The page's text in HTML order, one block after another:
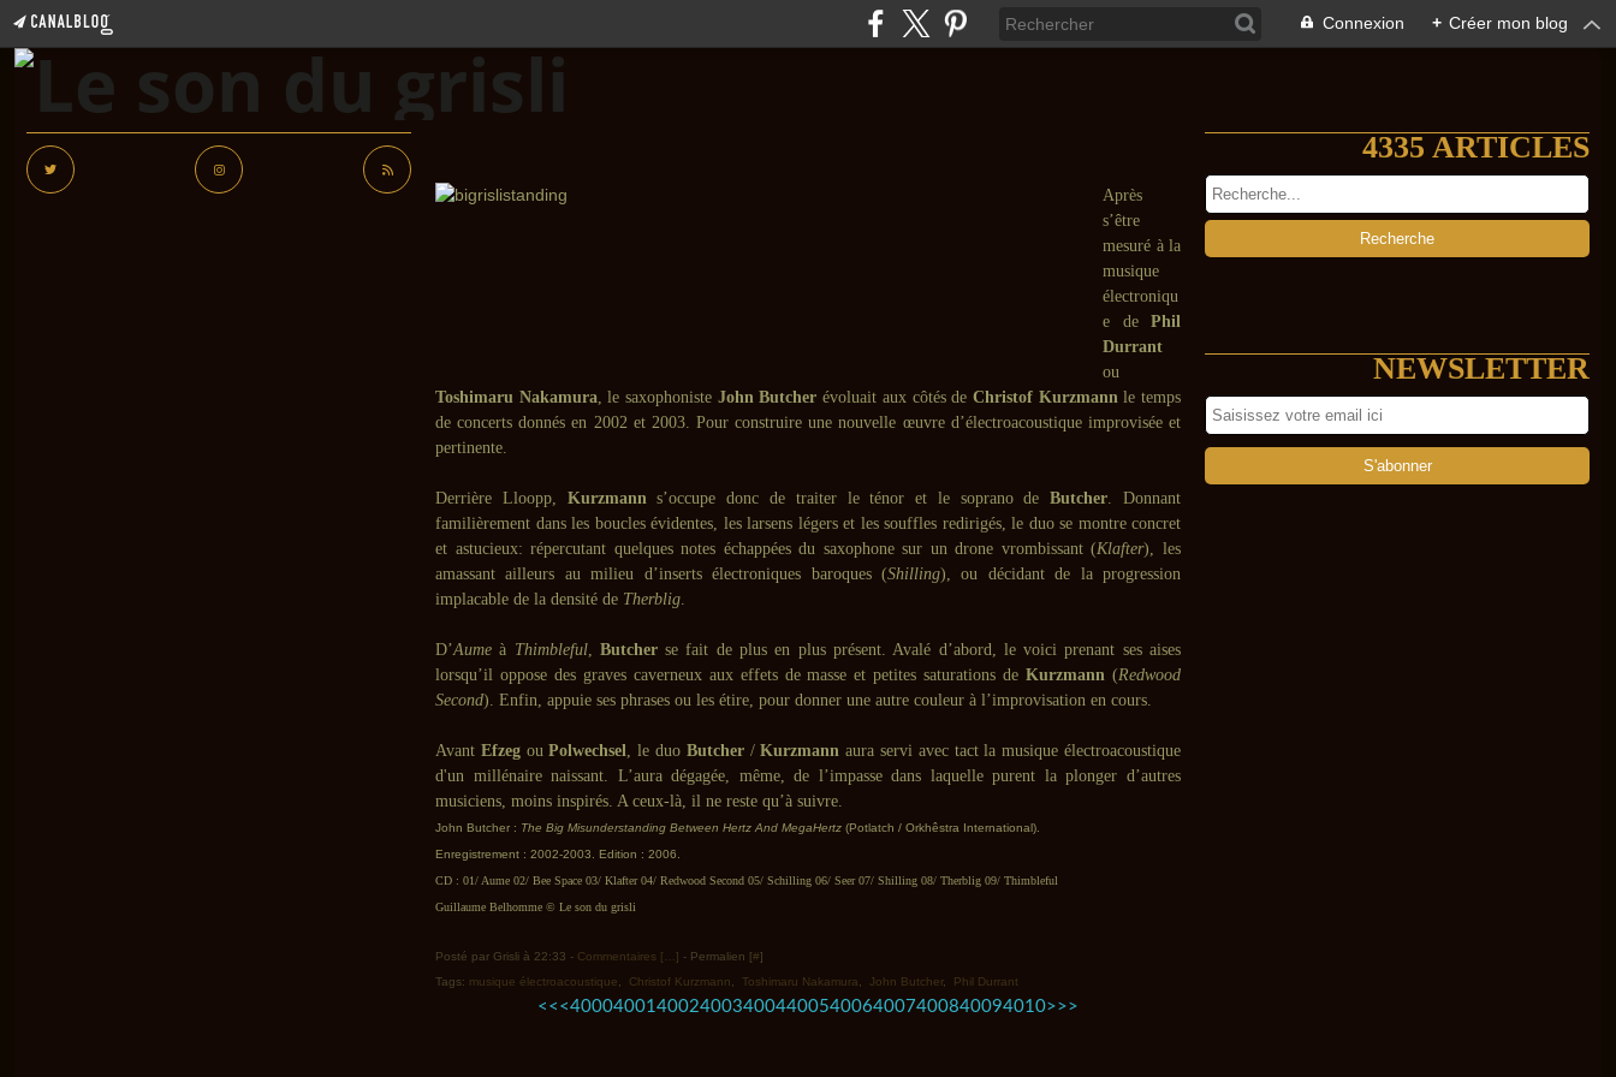
Connexion + Créer mon blog
Après
s’être
mesuré à la
musique
électroniqu
e de Phil
Durrant
ou
Toshimaru Nakamura, le saxophoniste John Butcher évoluait aux côtés de Christof Kurzmannle temps
de concerts donnés en 2002 et 2003. Pour construire une nouvelle œuvre d’électroacoustique improvisée et
pertinente.
Derrière Lloopp, Kurzmanns’occupe donc de traiter le ténor et le soprano deButcher. Donnant
familièrement dans les boucles évidentes, les larsens légers et les souffles redirigés, le duo se montre concret
et astucieux: répercutant quelques notes échappées du saxophone sur un drone vrombissant (Klafter), les
amassant ailleurs au milieu d’inserts électroniques baroques (Shilling), ou décidant de la progression
implacable de la densité de Therblig.
D’Aume à Thimbleful, Butcherse fait de plus en plus présent. Avalé d’abord, le voici prenant ses aises
lorsqu’il oppose des graves caverneux aux effets de masse et petites saturations deKurzmann (Redwood
Second). Enfin, appuie ses phrases ou les étire, pour donner une autre couleur à l’improvisation en cours.
Avant EfzegouPolwechsel, le duo Butcher /Kurzmann aura servi avec tact la musique électroacoustique
d'un millénaire naissant. L’aura dégagée, même, de l’impasse dans laquelle purent la plonger d’autres
musiciens, moins inspirés. A ceux-là, il ne reste qu’à suivre.
John Butcher : The Big Misunderstanding Between Hertz And MegaHertz (Potlatch / Orkhêstra International).
Enregistrement : 2002-2003. Edition : 2006.
CD : 01/ Aume 02/ Bee Space 03/ Klafter 04/ Redwood Second 05/ Schilling 06/ Seer 07/ Shilling 08/ Therblig 09/ Thimbleful
Guillaume Belhomme © Le son du grisli
Posté par Grisli à 22:33 - Commentaires [ ] - Permalien [#]
Tags: musique électroacoustique Christof Kurzmann Toshimaru Nakamura John Butcher, Phil Durrant
<< <40004001400240034004400540064007400840094010
4020
4030
4040
4050
4060
4070
4080
4090
4100
4200
4300 >>>
4335 ARTICLES
NEWSLETTER